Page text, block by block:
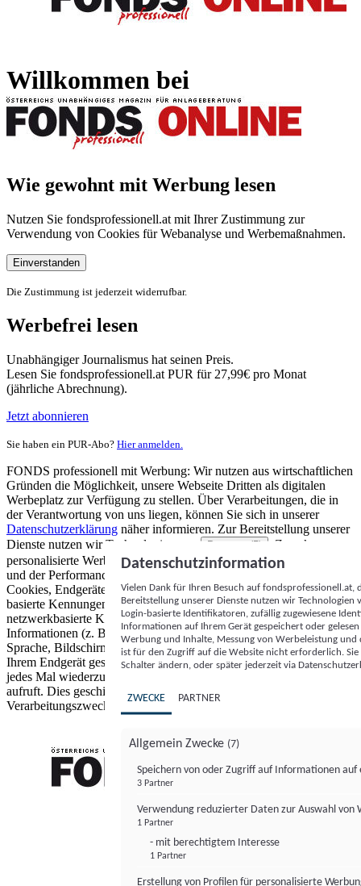
Willkommen bei
Wie gewohnt mit Werbung lesen
Nutzen Sie fondsprofessionell.at mit Ihrer Zustimmung zur
Verwendung von Cookies für Webanalyse und Werbemaßnahmen.
Einverstanden
Die Zustimmung ist jederzeit widerrufbar.
Werbefrei lesen
Unabhängiger Journalismus hat seinen Preis.
Lesen Sie fondsprofessionell.at PUR für 27,99€ pro Monat
(jährliche Abrechnung).
Jetzt abonnieren
Sie haben ein PUR-Abo? Hier anmelden.
FONDS professionell mit Werbung: Wir nutzen aus wirtschaftlichen
Gründen die Möglichkeit, unsere Webseite Dritten als digitalen
Werbeplatz zur Verfügung zu stellen. Über Verarbeitungen, die in
der Verantwortung von uns liegen, können Sie sich in unserer
Datenschutzerklärung näher informieren. Zur Bereitstellung unserer
Dienste nutzen wir Technologien von
Partnern (5)
. Zwecke:
personalisierte Werbung und Inhalte, Messung von Werbeleistung
und der Performance von Inhalten sowie Zielgruppenforschung.
Cookies, Endgeräte- oder ähnliche Online-Kennungen (z. B. login-
basierte Kennungen, zufällig generierte Kennungen,
netzwerkbasierte Kennungen) können zusammen mit anderen
Informationen (z. B. Browsertyp und Browserinformationen,
Sprache, Bildschirmgröße, unterstützte Technologien usw.) auf
Ihrem Endgerät gespeichert oder von dort ausgelesen werden, um es
jedes Mal wiederzuerkennen, wenn es eine App oder einer Webseite
aufruft. Dies geschieht für einen oder mehrere der hier aufgeführten
Verarbeitungszwecke.
Datenschutzinformation
Vielen Dank für Ihren Besuch auf
Bereitstellung unserer Dienste nutzen wir Technologien
Login-basierte Identifikatoren, zufällig zugewiesene
Informationen auf Ihrem Gerät gespeichert oder
Werbung und Inhalte, Messung von Werbeleistung
ist für den Zugriff auf die Website nicht erforderlich.
Schalter ändern, oder später jederzeit via
ZWECKE PARTNER
Allgemein Zwecke (7)
Speichern von oder Zugriff auf Informationen auf
3 Partner
Verwendung reduzierter Daten zur Auswahl von
1 Partner
- mit berechtigtem Interesse
1 Partner
Erstellung von Profilen für personalisierte
FONDS professionell